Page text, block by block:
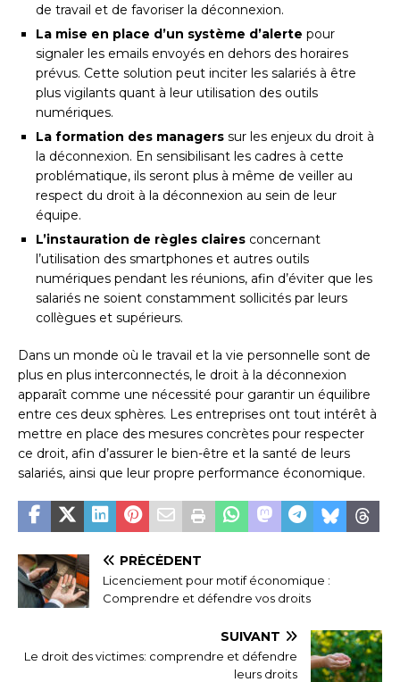
de travail et de favoriser la déconnexion.
La mise en place d’un système d’alerte pour
signaler les emails envoyés en dehors des horaires
prévus. Cette solution peut inciter les salariés à être
plus vigilants quant à leur utilisation des outils
numériques.
La formation des managers sur les enjeux du droit à
la déconnexion. En sensibilisant les cadres à cette
problématique, ils seront plus à même de veiller au
respect du droit à la déconnexion au sein de leur
équipe.
L’instauration de règles claires concernant
l’utilisation des smartphones et autres outils
numériques pendant les réunions, afin d’éviter que les
salariés ne soient constamment sollicités par leurs
collègues et supérieurs.
Dans un monde où le travail et la vie personnelle sont de
plus en plus interconnectés, le droit à la déconnexion
apparaît comme une nécessité pour garantir un équilibre
entre ces deux sphères. Les entreprises ont tout intérêt à
mettre en place des mesures concrètes pour respecter
ce droit, afin d’assurer le bien-être et la santé de leurs
salariés, ainsi que leur propre performance économique.
PRÉCÉDENT
Licenciement pour motif économique :
Comprendre et défendre vos droits
SUIVANT
Le droit des victimes: comprendre et défendre
leurs droits